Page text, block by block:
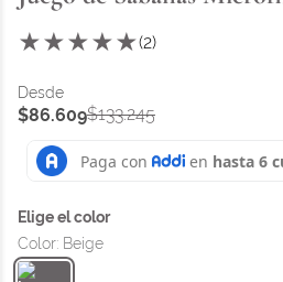
★★★★★(2)
$86.609$133.245
Color: Beige